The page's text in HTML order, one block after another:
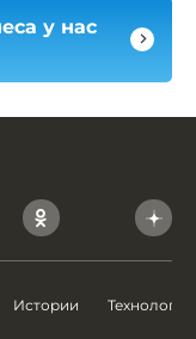
у нас
Истории Технологии